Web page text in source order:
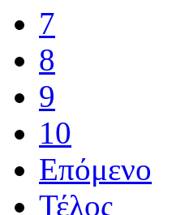
7
8
9
10
Επόμενο
Τέλος